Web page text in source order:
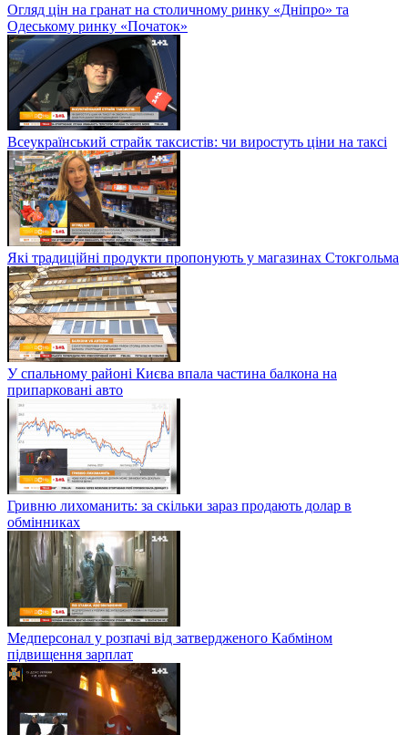
Огляд цін на гранат на столичному ринку «Дніпро» та
Одеському ринку «Початок»
Всеукраїнський страйк таксистів: чи виростуть ціни на таксі
Які традиційні продукти пропонують у магазинах Стокгольма
У спальному районі Києва впала частина балкона на
припарковані авто
Гривню лихоманить: за скільки зараз продають долар в
обмінниках
Медперсонал у розпачі від затвердженого Кабміном
підвищення зарплат